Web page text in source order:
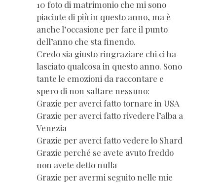
10 foto di matrimonio che mi sono
piaciute di più in questo anno, ma è
anche l’occasione per fare il punto
dell’anno che sta finendo.
Credo sia giusto ringraziare chi ci ha
lasciato qualcosa in questo anno. Sono
tante le emozioni da raccontare e
spero di non saltare nessuno:
Grazie per averci fatto tornare in USA
Grazie per averci fatto rivedere l’alba a
Venezia
Grazie per averci fatto vedere lo Shard
Grazie perché se avete avuto freddo
non avete detto nulla
Grazie per avermi seguito nelle mie